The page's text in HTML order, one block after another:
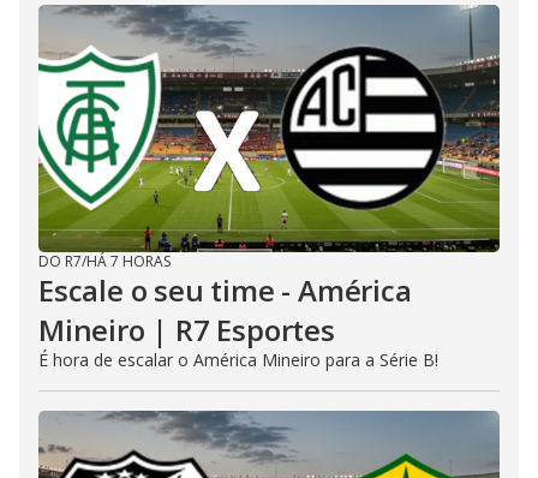
DO R7/HÁ 7 HORAS
Escale o seu time - América
Mineiro | R7 Esportes
É hora de escalar o América Mineiro para a Série B!